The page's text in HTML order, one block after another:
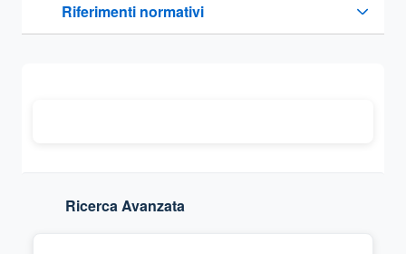
Riferimenti normativi
Sezione compressa
Ricerca Avanzata